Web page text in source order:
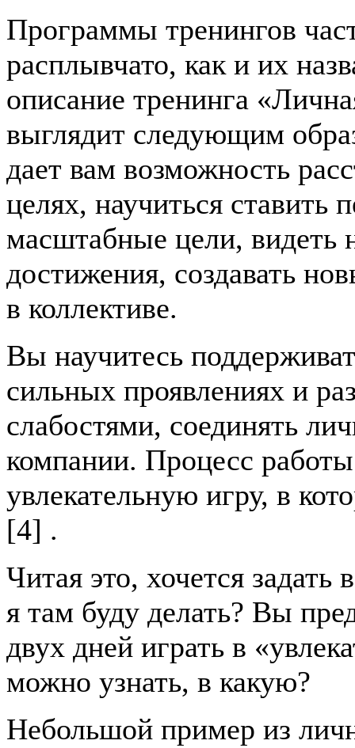
Программы тренингов
расплывчато, как и их
описание тренинга
выглядит следующим
дает вам возможность
целях, научиться ставить
масштабные цели, видеть
достижения, создавать
в коллективе.
Вы научитесь
сильных проявлениях и
слабостями, соединять
компании. Процесс работы
увлекательную игру, в
[4] .
Читая это, хочется задать
я там буду делать? Вы
двух дней играть в
можно узнать, в какую?
Небольшой пример из